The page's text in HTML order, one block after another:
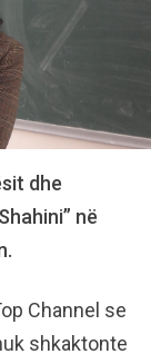
dhe
në
Channel se
shkaktonte